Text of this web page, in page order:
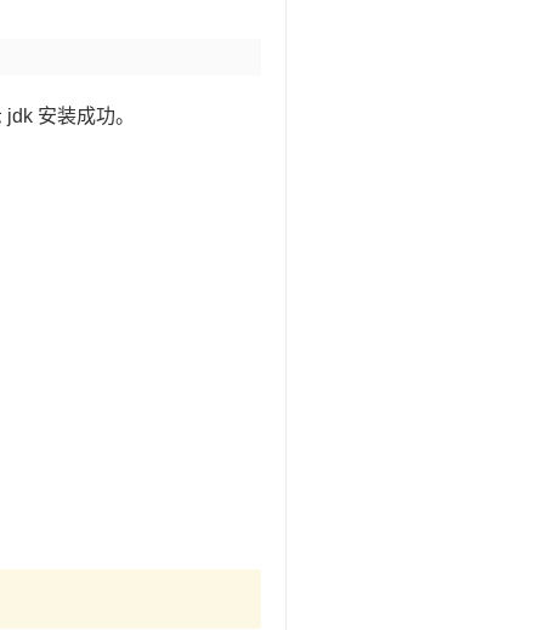
安装成功。